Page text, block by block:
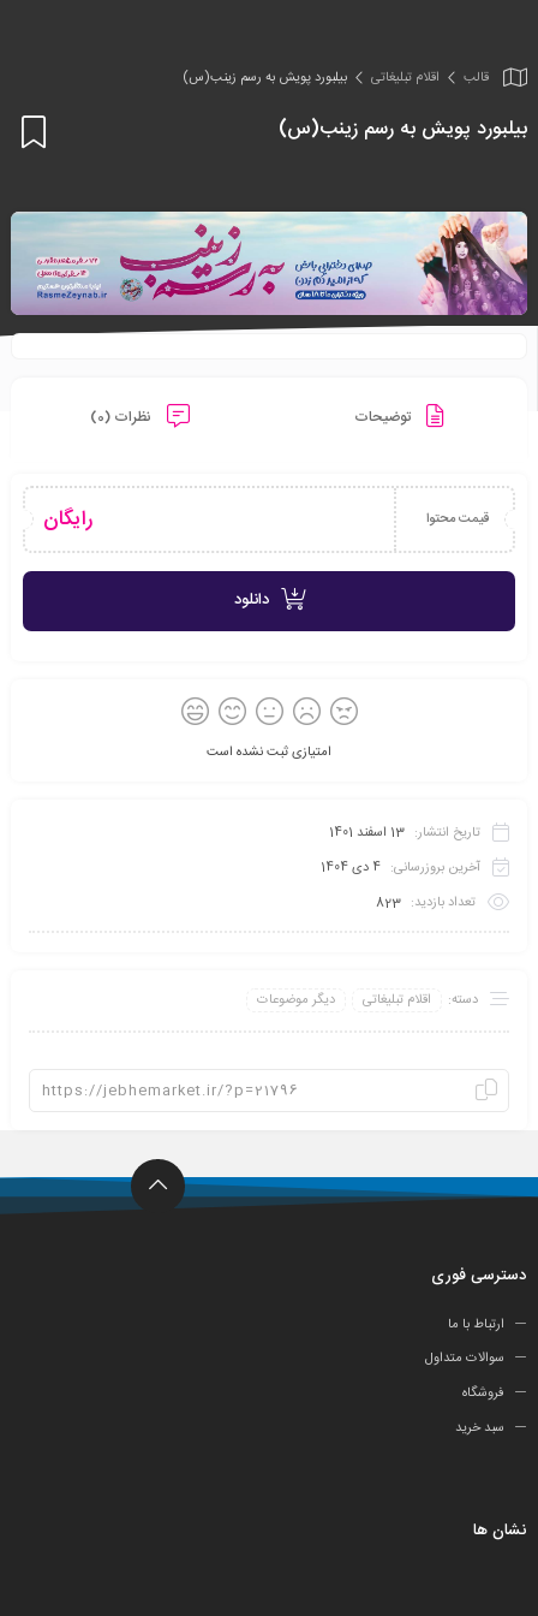
قالب اقلام تبلیغاتی بیلبورد پویش به رسم زینب(س)
بیلبورد پویش به رسم زینب(س)
توضیحات نظرات (0)
قیمت محتوا رایگان
دانلود
امتیازی ثبت نشده است
تاریخ انتشار: 13 اسفند 1401
آخرین بروزرسانی: 4 دی 1404
تعداد بازدید: 823
دسته: اقلام تبلیغاتی دیگر موضوعات
دسترسی فوری
ارتباط با ما
سوالات متداول
فروشگاه
سبد خرید
نشان ها